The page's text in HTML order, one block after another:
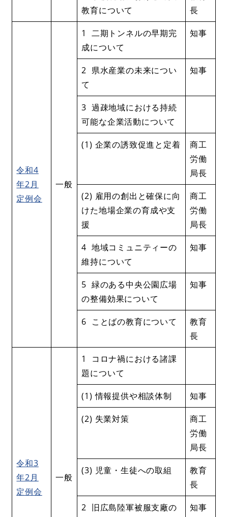
教育について
長
令和4
年2月
定例会
一般
1 二期トンネルの早期完
成について
知事
2 県水産業の未来につい
て
知事
3 過疎地域における持続
可能な企業活動について
(1) 企業の誘致促進と定着
商工
労働
局長
(2) 雇用の創出と確保に向
けた地場企業の育成や支
援
商工
労働
局長
4 地域コミュニティーの
維持について
知事
5 緑のある中央公園広場
の整備効果について
知事
6 ことばの教育について
教育
長
令和3
年2月
定例会
一般
1 コロナ禍における諸課
題について
(1) 情報提供や相談体制 知事
(2) 失業対策
商工
労働
局長
(3) 児童・生徒への取組
教育
長
2 旧広島陸軍被服支廠の
知事